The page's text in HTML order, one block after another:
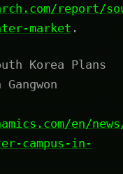
report/
market .
Korea Plans
en/
campus-in-